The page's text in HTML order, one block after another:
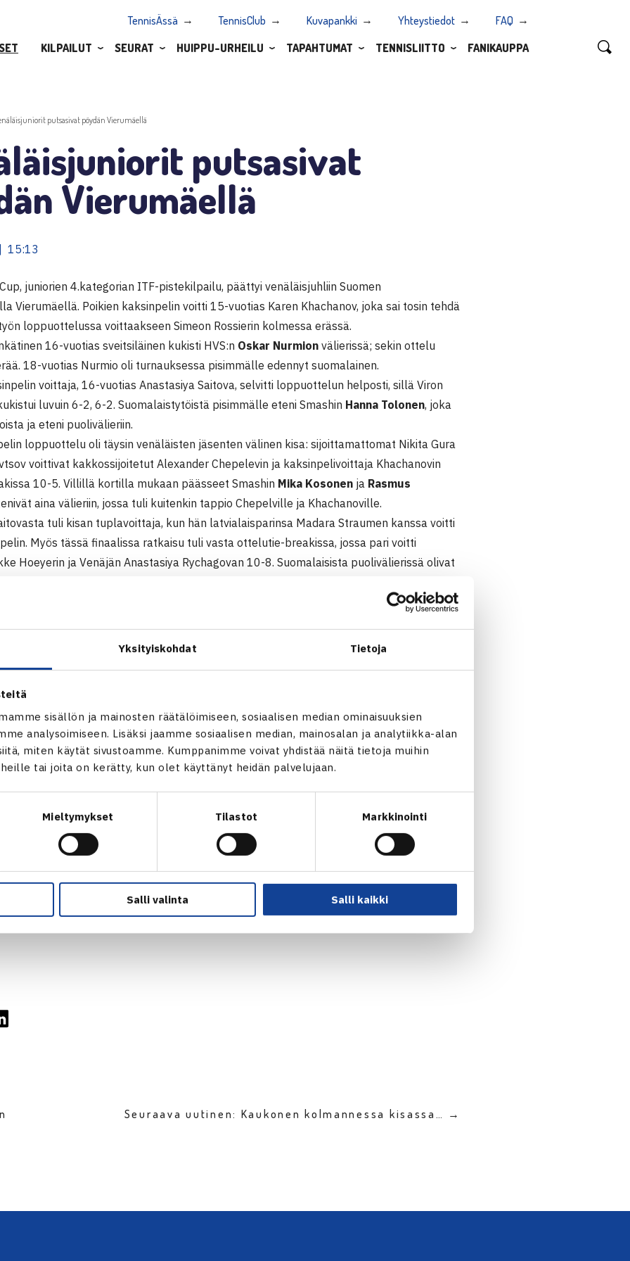
Yksityiskohdat Tietoja
sisällön ja mainosten räätälöimiseen, sosiaalisen median ominaisuuksien
analysoimiseen. Lisäksi jaamme sosiaalisen median, mainosalan ja analytiikka-alan
miten käytät sivustoamme. Kumppanimme voivat yhdistää näitä tietoja muihin
tai joita on kerätty, kun olet käyttänyt heidän palvelujaan.
Mieltymykset Tilastot Markkinointi
Salli valinta Salli kaikki
TennisÄssä TennisClub Kuvapankki Yhteystiedot
FAQ
KILPAILUT SEURAT HUIPPU-URHEILU TAPAHTUMAT TENNISLIITTO FANIKAUPPA
putsasivat pöydän Vierumäellä
putsasivat
Vierumäellä
15:13
juniorien 4.kategorian ITF-pistekilpailu, päättyi venäläisjuhliin Suomen
Vierumäellä. Poikien kaksinpelin voitti 15-vuotias Karen Khachanov, joka sai tosin tehdä
loppuottelussa voittaakseen Simeon Rossierin kolmessa erässä.
16-vuotias sveitsiläinen kukisti HVS:n Oskar Nurmion välierissä; sekin ottelu
18-vuotias Nurmio oli turnauksessa pisimmälle edennyt suomalainen.
voittaja, 16-vuotias Anastasiya Saitova, selvitti loppuottelun helposti, sillä Viron
luvuin 6-2, 6-2. Suomalaistytöistä pisimmälle eteni Smashin Hanna Tolonen, joka
ja eteni puolivälieriin.
loppuottelu oli täysin venäläisten jäsenten välinen kisa: sijoittamattomat Nikita Gura
voittivat kakkossijoitetut Alexander Chepelevin ja kaksinpelivoittaja Khachanovin
10-5. Villillä kortilla mukaan päässeet Smashin Mika Kosonen ja Rasmus
aina välieriin, jossa tuli kuitenkin tappio Chepelville ja Khachanoville.
tuli kisan tuplavoittaja, kun hän latvialaisparinsa Madara Straumen kanssa voitti
Myös tässä finaalissa ratkaisu tuli vasta ottelutie-breakissa, jossa pari voitti
Hoeyerin ja Venäjän Anastasiya Rychagovan 10-8. Suomalaisista puolivälierissä olivat
Suomen Urheiluopisto, Vierumäki
Venäjä (8.) – Simeon Rossier Sveitsi 67(8) 75 62
Venäjä (5.) – Eva Paalma Viro (4.) 62 62
Kravtsov Venäjä – Alexander Chepelev Venäjä/Karen Khachanov Venäjä (2.) 46 63
Venäjä/Madara Straume Latvia (2.) – Ulrikke Hoyer Tanska/Anastasiya Rychagova
[10-8]
Cup verkossa
Seuraava uutinen: Kaukonen kolmannessa kisassa… →